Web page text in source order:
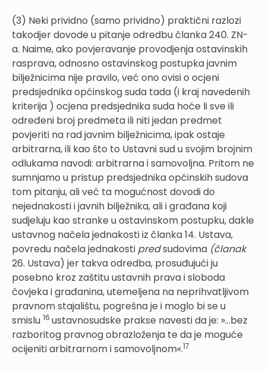
(3) Neki prividno (samo prividno) praktični razlozi
takodjer dovode u pitanje odredbu članka 240. ZN-
a. Naime, ako povjeravanje provodjenja ostavinskih
rasprava, odnosno ostavinskog postupka javnim
bilježnicima nije pravilo, već ono ovisi o ocjeni
predsjednika općinskog suda tada (i kraj navedenih
kriterija ) ocjena predsjednika suda hoće li sve ili
određeni broj predmeta ili niti jedan predmet
povjeriti na rad javnim bilježnicima, ipak ostaje
arbitrarna, ili kao što to Ustavni sud u svojim brojnim
odlukama navodi: arbitrarna i samovoljna. Pritom ne
sumnjamo u pristup predsjednika općinskih sudova
tom pitanju, ali već ta mogućnost dovodi do
nejednakosti i javnih bilježnika, ali i građana koji
sudjeluju kao stranke u ostavinskom postupku, dakle
ustavnog načela jednakosti iz članka 14. Ustava,
povredu načela jednakosti predsudovima (članak
26. Ustava) jer takva odredba, prosuđujući ju
posebno kroz zaštitu ustavnih prava i sloboda
čovjeka i građanina, utemeljena na neprihvatljivom
pravnom stajalištu, pogrešna je i moglo bi se u
smislu 16 ustavnosudske prakse navesti da je: »...bez
razboritog pravnog obrazloženja te da je moguće
ocijeniti arbitrarnom i samovoljnom«.17